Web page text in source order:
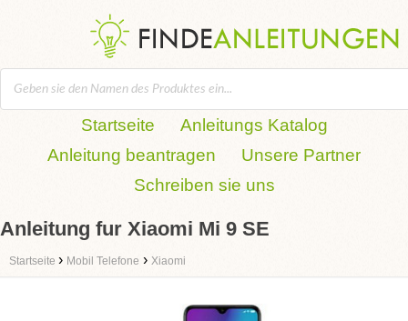
Startseite
Anleitungs Katalog
Anleitung beantragen
Unsere Partner
Schreiben sie uns
Anleitung fur Xiaomi Mi 9 SE
Startseite › Mobil Telefone › Xiaomi